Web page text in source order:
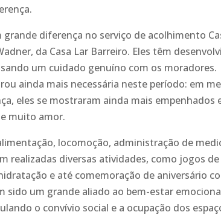
diferença no serviço de acolhimento
da Casa Lar Barreiro. Eles têm
um cuidado genuíno com os moradores.
ainda mais necessária neste período: em
eles se mostraram ainda mais empenhados
muito amor.
locomoção, administração de
realizadas diversas atividades, como jogos
e até comemoração de aniversário
sido um grande aliado ao bem-estar
o convívio social e a ocupação dos